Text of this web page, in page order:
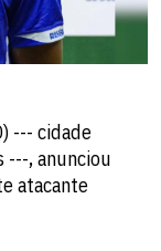
--- cidade
---, anunciou
atacante